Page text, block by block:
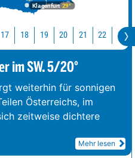
Klagenfurt 29°
17 18 19 20 21 22 23
im SW. 5/20°
weiterhin für sonnigen
Österreichs, im
zeitweise dichtere
Mehr lesen